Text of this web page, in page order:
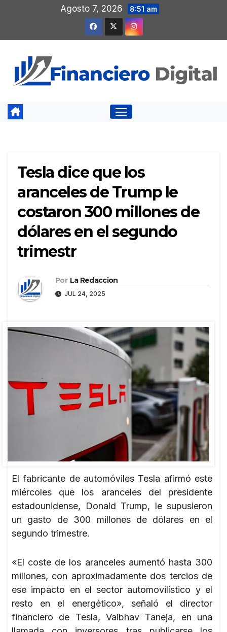
contenido
Agosto 7, 2026 8:51 am
Tesla dice que los
aranceles de Trump le
costaron 300 millones de
dólares en el segundo
trimestr
Por La Redaccion
JUL 24, 2025
El fabricante de automóviles Tesla afirmó este
miércoles que los aranceles del presidente
estadounidense, Donald Trump, le supusieron
un gasto de 300 millones de dólares en el
segundo trimestre.
«El coste de los aranceles aumentó hasta 300
millones, con aproximadamente dos tercios de
ese impacto en el sector automovilístico y el
resto en el energético», señaló el director
financiero de Tesla, Vaibhav Taneja, en una